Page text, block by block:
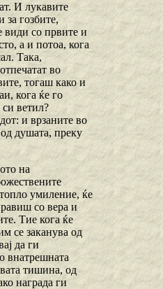
И лукавите
за гозбите,
види со првите и
а и потоа, кога
Така,
во
тогаш како и
кога ќе го
ветил?
и врзаните во
душата, преку
на
умиление, ќе
со вера и
Тие кога ќе
се заканува од
да ги
внатрешната
тишина, од
награда ги